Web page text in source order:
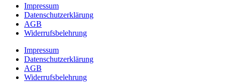
Impressum
Datenschutzerklärung
AGB
Widerrufsbelehrung
Impressum
Datenschutzerklärung
AGB
Widerrufsbelehrung